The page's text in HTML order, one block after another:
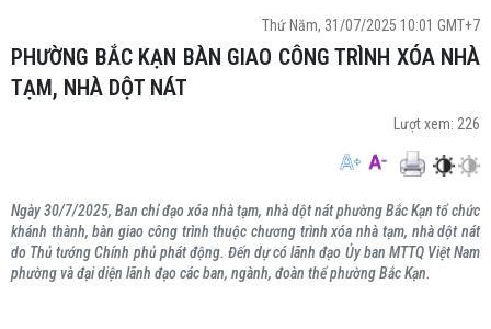
Thứ Năm, 31/07/2025 10:01 GMT+7
PHƯỜNG BẮC KẠN BÀN GIAO CÔNG TRÌNH XÓA NHÀ
TẠM, NHÀ DỘT NÁT
Lượt xem: 226
Ngày 30/7/2025, Ban chỉ đạo xóa nhà tạm, nhà dột nát phường Bắc Kạn tổ chức
khánh thành, bàn giao công trình thuộc chương trình xóa nhà tạm, nhà dột nát
do Thủ tướng Chính phủ phát động. Đến dự có lãnh đạo Ủy ban MTTQ Việt Nam
phường và đại diện lãnh đạo các ban, ngành, đoàn thể phường Bắc Kạn.